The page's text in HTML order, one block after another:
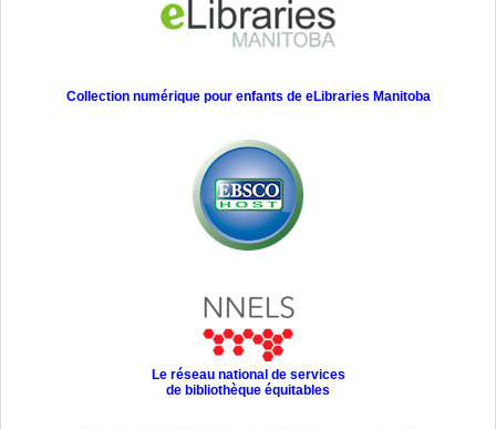
Collection numérique pour enfants de eLibraries Manitoba
Le réseau national de services
de bibliothèque équitables